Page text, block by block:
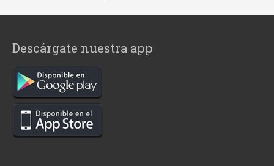
Descárgate nuestra app